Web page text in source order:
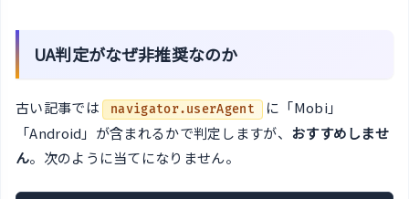
UA判定がなぜ非推奨なのか
古い記事では navigator.userAgent
に「Mobi」
「Android」が含まれるかで判定しますが、 おすすめしませ
ん。次のように当てになりません。